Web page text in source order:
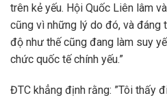
trên kẻ yếu. Hội Quốc Liên lâm
cũng vì những lý do đó, và đáng
độ như thế cũng đang làm suy
chức quốc tế chính yếu.”
ĐTC khẳng định rằng: ”Tôi thấy